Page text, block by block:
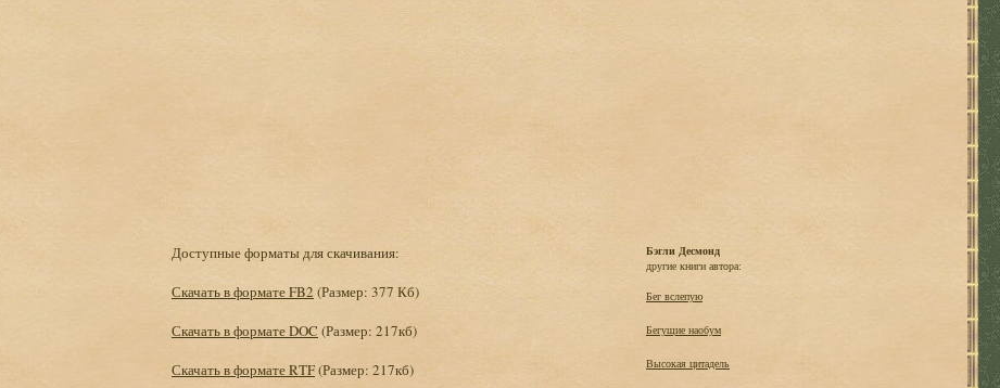
Доступные форматы для скачивания:
Скачать в формате FB2 (Размер: 377 Кб)
Скачать в формате DOC (Размер: 217кб)
Скачать в формате RTF(Размер: 217кб)
Бэгли Десмонд
другие книги автора:
Бег вслепую
Бегущие наобум
Высокая цитадель